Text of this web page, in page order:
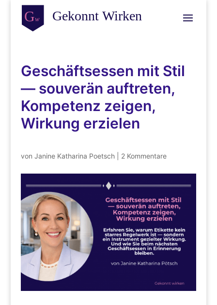
Geschäftsessen mit Stil
— souverän auftreten,
Kompetenz zeigen,
Wirkung erzielen
von Janine Katharina Poetsch| 2 Kommentare